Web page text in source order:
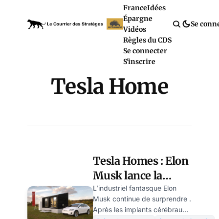
FranceIdées
Épargne
Vidéos
Règles du CDS
Se connecter
S'inscrire
Se
Tesla Home
Tesla Homes : Elon
Musk lance la
maison du futur
« bon marché »
L’industriel fantasque Elon
Musk continue de surprendre .
Après les implants cérébraux,